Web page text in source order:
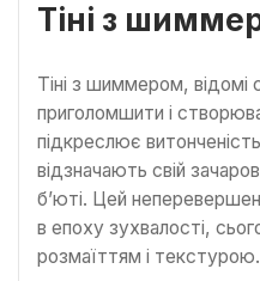
Тіні з
Тіні з шиммером,
приголомшити і
підкреслює
відзначають свій
б’юті. Цей
в епоху зухвалості,
розмаїттям і текстурою.